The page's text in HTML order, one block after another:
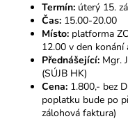
Termín: úterý 15.
Čas: 15.00-20.00
Místo: platforma
12.00 v den konání
Přednášející: Mgr.
(SÚJB HK)
Cena: 1.800,- bez
poplatku bude po
zálohová faktura)